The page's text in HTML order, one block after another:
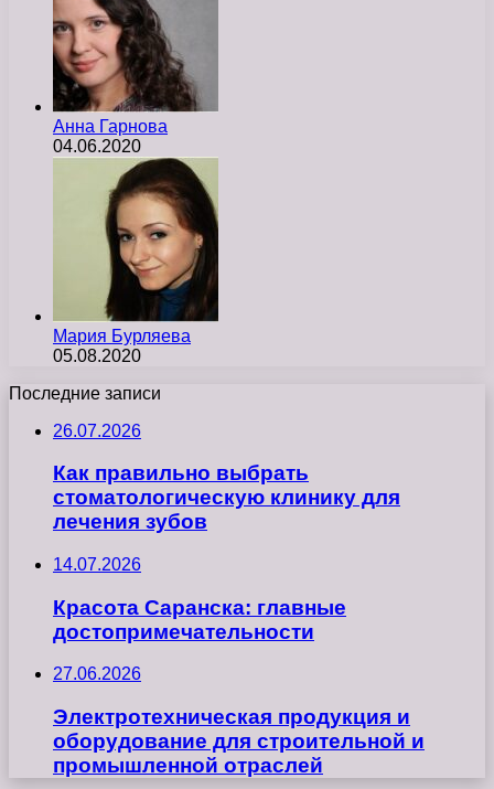
Анна Гарнова
04.06.2020
Мария Бурляева
05.08.2020
Последние записи
26.07.2026
Как правильно выбрать
стоматологическую клинику для
лечения зубов
14.07.2026
Красота Саранска: главные
достопримечательности
27.06.2026
Электротехническая продукция и
оборудование для строительной и
промышленной отраслей